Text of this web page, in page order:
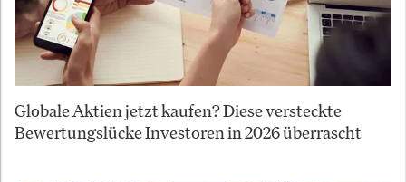
Globale Aktien jetzt kaufen? Diese versteckte
Bewertungslücke Investoren in 2026 überrascht